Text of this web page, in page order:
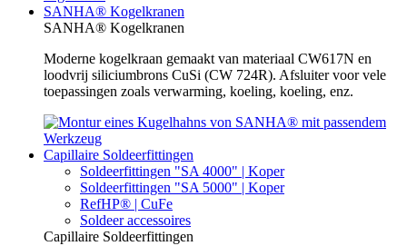
SANHA® Kogelkranen
SANHA® Kogelkranen
Moderne kogelkraan gemaakt van materiaal CW617N en
loodvrij siliciumbrons CuSi (CW 724R). Afsluiter voor vele
toepassingen zoals verwarming, koeling, koeling, enz.
Capillaire Soldeerfittingen
Soldeerfittingen "SA 4000" | Koper
Soldeerfittingen "SA 5000" | Koper
RefHP® | CuFe
Soldeer accessoires
Capillaire Soldeerfittingen